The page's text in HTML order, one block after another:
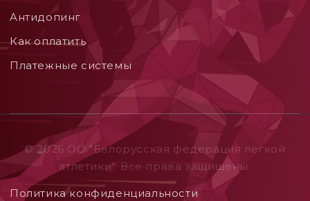
Aнтидопинг
Как оплатить
Платежные системы
© 2026 ОO "Белорусская федерация легкой
атлетики". Все права защищены.
Политика конфиденциальности